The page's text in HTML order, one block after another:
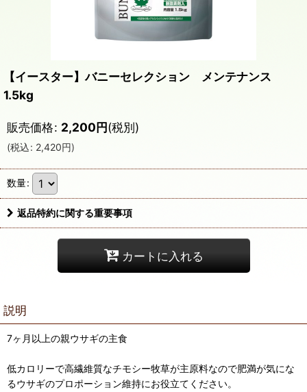
【イースター】バニーセレクション メンテナンス
1.5kg
販売価格: 2,200円(税別)
(税込: 2,420円)
数量:
返品特約に関する重要事項
カートに入れる
説明
7ヶ月以上の親ウサギの主食
低カロリーで高繊維質なチモシー牧草が主原料なので肥満が気にな
るウサギのプロポーション維持にお役立てください。